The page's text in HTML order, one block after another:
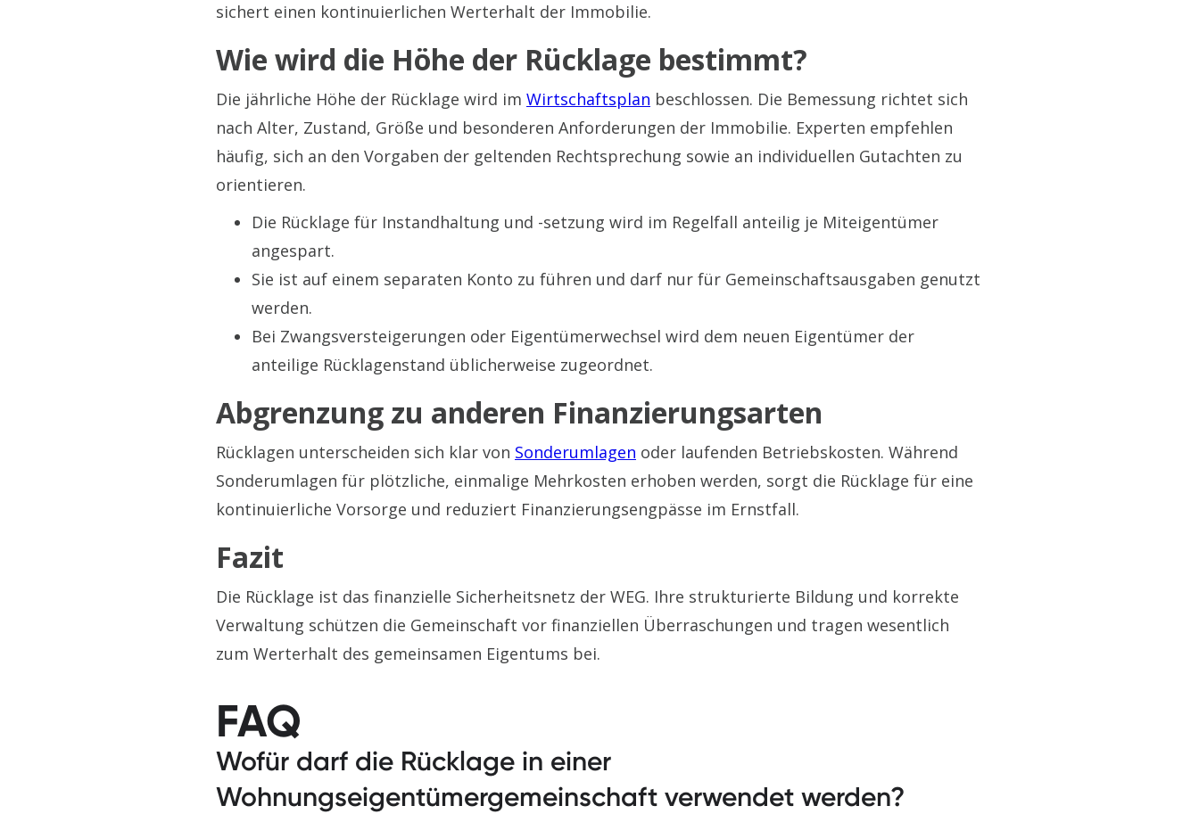
sichert einen kontinuierlichen Werterhalt der Immobilie.
Wie wird die Höhe der Rücklage bestimmt?
Die jährliche Höhe der Rücklage wird im Wirtschaftsplan beschlossen. Die Bemessung richtet sich
nach Alter, Zustand, Größe und besonderen Anforderungen der Immobilie. Experten empfehlen
häufig, sich an den Vorgaben der geltenden Rechtsprechung sowie an individuellen Gutachten zu
orientieren.
Die Rücklage für Instandhaltung und -setzung wird im Regelfall anteilig je Miteigentümer
angespart.
Sie ist auf einem separaten Konto zu führen und darf nur für Gemeinschaftsausgaben genutzt
werden.
Bei Zwangsversteigerungen oder Eigentümerwechsel wird dem neuen Eigentümer der
anteilige Rücklagenstand üblicherweise zugeordnet.
Abgrenzung zu anderen Finanzierungsarten
Rücklagen unterscheiden sich klar von Sonderumlagen oder laufenden Betriebskosten. Während
Sonderumlagen für plötzliche, einmalige Mehrkosten erhoben werden, sorgt die Rücklage für eine
kontinuierliche Vorsorge und reduziert Finanzierungsengpässe im Ernstfall.
Fazit
Die Rücklage ist das finanzielle Sicherheitsnetz der WEG. Ihre strukturierte Bildung und korrekte
Verwaltung schützen die Gemeinschaft vor finanziellen Überraschungen und tragen wesentlich
zum Werterhalt des gemeinsamen Eigentums bei.
FAQ
Wofür darf die Rücklage in einer
Wohnungseigentümergemeinschaft verwendet werden?